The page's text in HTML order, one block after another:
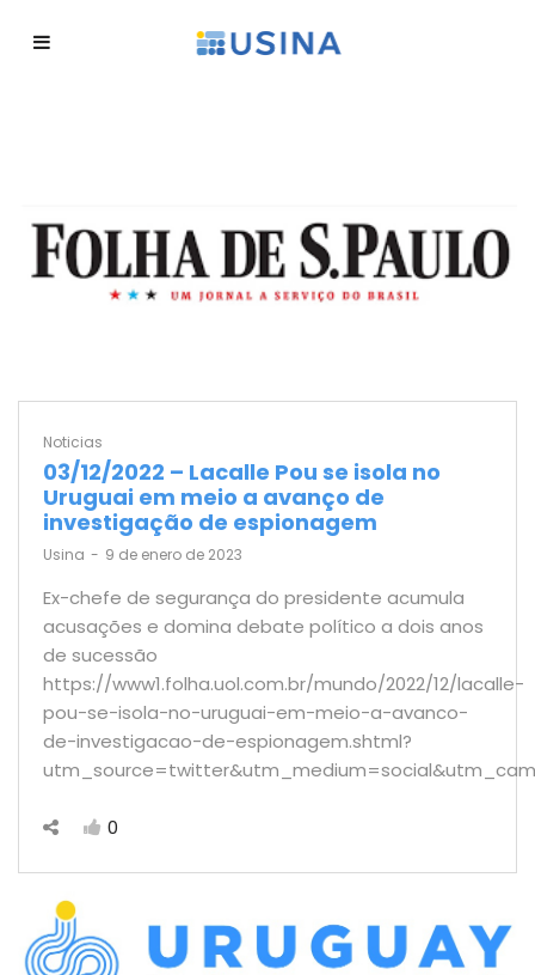
Noticias
03/12/2022 – Lacalle Pou se isola no
Uruguai em meio a avanço de
investigação de espionagem
by
Usina 9 de enero de 2023
Ex-chefe de segurança do presidente acumula
acusações e domina debate político a dois anos
de sucessão
https://www1.folha.uol.com.br/mundo/2022/12/lacalle-
pou-se-isola-no-uruguai-em-meio-a-avanco-
de-investigacao-de-espionagem.shtml?
0